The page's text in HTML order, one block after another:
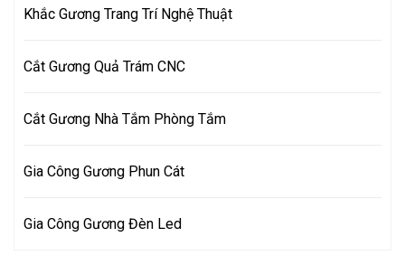
Khắc Gương Trang Trí Nghệ Thuật
Cắt Gương Quả Trám CNC
Cắt Gương Nhà Tắm Phòng Tắm
Gia Công Gương Phun Cát
Gia Công Gương Đèn Led